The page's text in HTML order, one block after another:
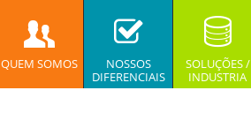
QUEM SOMOS
NOSSOS
DIFERENCIAIS
SOLUÇÕES /
INDUSTRIA